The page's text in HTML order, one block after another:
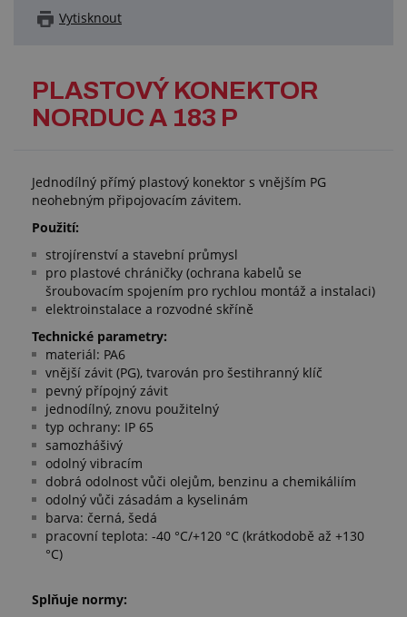
Vytisknout
PLASTOVÝ KONEKTOR
NORDUC A 183 P
Jednodílný přímý plastový konektor s vnějším PG
neohebným připojovacím závitem.
Použití:
strojírenství a stavební průmysl
pro plastové chráničky (ochrana kabelů se
šroubovacím spojením pro rychlou montáž a instalaci)
elektroinstalace a rozvodné skříně
Technické parametry:
materiál: PA6
vnější závit (PG), tvarován pro šestihranný klíč
pevný přípojný závit
jednodílný, znovu použitelný
typ ochrany: IP 65
samozhášivý
odolný vibracím
dobrá odolnost vůči olejům, benzinu a chemikáliím
odolný vůči zásadám a kyselinám
barva: černá, šedá
pracovní teplota: -40 °C/+120 °C (krátkodobě až +130
°C)
Splňuje normy: